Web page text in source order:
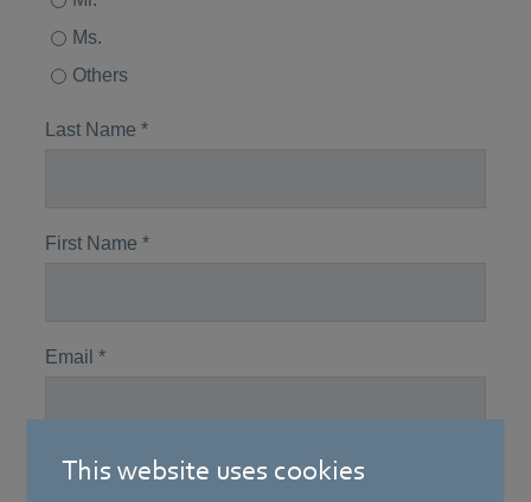
This website uses cookies